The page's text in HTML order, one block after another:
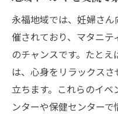
永福地域では、妊婦さ
催されており、マタニ
のチャンスです。たと
は、心身をリラックス
立ちます。これらのイ
ンターや保健センター